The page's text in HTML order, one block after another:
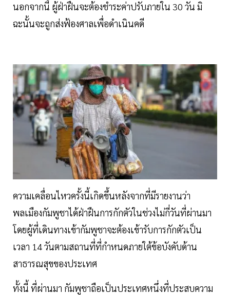
นอกจากนี้ ผู้ฝ่าฝืนจะต้องชำระค่าปรับภายใน 30 วัน มิ
ฉะนั้นจะถูกส่งฟ้องศาลเพื่อดำเนินคดี
ความเคลื่อนไหวครั้งนี้เกิดขึ้นหลังจากที่มีรายงานว่า
พลเมืองกัมพูชาได้ฝ่าฝืนการกักตัวในช่วงไม่กี่วันที่ผ่านมา
โดยผู้ที่เดินทางเข้ากัมพูชาจะต้องเข้ารับการกักตัวเป็น
เวลา 14 วันตามสถานที่ที่กำหนดภายใต้ข้อบังคับด้าน
สาธารณสุขของประเทศ
ทั้งนี้ ที่ผ่านมา กัมพูชาถือเป็นประเทศหนึ่งที่ประสบความ